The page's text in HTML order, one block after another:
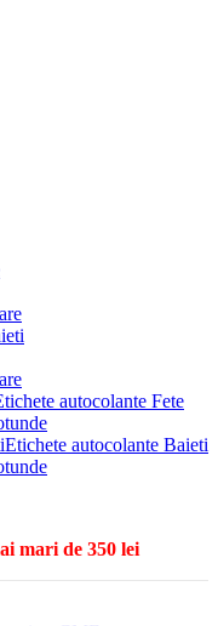
autocolante Fete
Etichete autocolante Baieti
mari de 350 lei